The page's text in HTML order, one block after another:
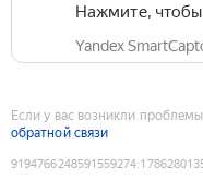
Нажмите,
Yandex
Если у вас возникли
обратной связи
9194766248591559274: